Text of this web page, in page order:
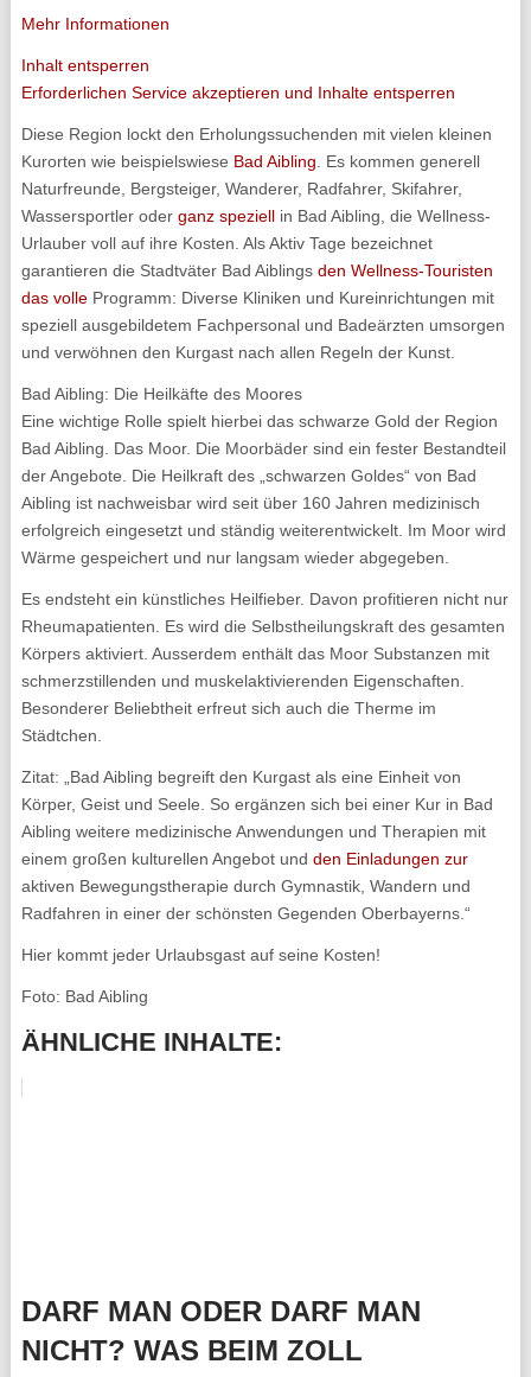
Mehr Informationen
Inhalt entsperren
Erforderlichen Service akzeptieren und Inhalte entsperren
Diese Region lockt den Erholungssuchenden mit vielen kleinen
Kurorten wie beispielswiese Bad Aibling . Es kommen generell
Naturfreunde, Bergsteiger, Wanderer, Radfahrer, Skifahrer,
Wassersportler oder ganz speziellin Bad Aibling, die Wellness-
Urlauber voll auf ihre Kosten. Als Aktiv Tage bezeichnet
garantieren die Stadtväter Bad Aiblings den Wellness-Touristen
das volleProgramm: Diverse Kliniken und Kureinrichtungen mit
speziell ausgebildetem Fachpersonal und Badeärzten umsorgen
und verwöhnen den Kurgast nach allen Regeln der Kunst.
Bad Aibling: Die Heilkäfte des Moores
Eine wichtige Rolle spielt hierbei das schwarze Gold der Region
Bad Aibling. Das Moor. Die Moorbäder sind ein fester Bestandteil
der Angebote. Die Heilkraft des „schwarzen Goldes“ von Bad
Aibling ist nachweisbar wird seit über 160 Jahren medizinisch
erfolgreich eingesetzt und ständig weiterentwickelt. Im Moor wird
Wärme gespeichert und nur langsam wieder abgegeben.
Es endsteht ein künstliches Heilfieber. Davon profitieren nicht nur
Rheumapatienten. Es wird die Selbstheilungskraft des gesamten
Körpers aktiviert. Ausserdem enthält das Moor Substanzen mit
schmerzstillenden und muskelaktivierenden Eigenschaften.
Besonderer Beliebtheit erfreut sich auch die Therme im
Städtchen.
Zitat: „Bad Aibling begreift den Kurgast als eine Einheit von
Körper, Geist und Seele. So ergänzen sich bei einer Kur in Bad
Aibling weitere medizinische Anwendungen und Therapien mit
einem großen kulturellen Angebot und den Einladungen zur
aktiven Bewegungstherapie durch Gymnastik, Wandern und
Radfahren in einer der schönsten Gegenden Oberbayerns.“
Hier kommt jeder Urlaubsgast auf seine Kosten!
Foto: Bad Aibling
ÄHNLICHE INHALTE:
DARF MAN ODER DARF MAN
NICHT? WAS BEIM ZOLL